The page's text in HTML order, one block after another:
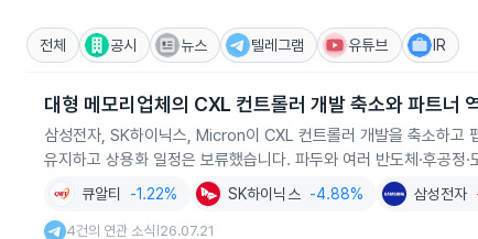
전체 공시 뉴스 텔레그램 유튜브 IR
대형 메모리업체의 CXL 컨트롤러 개발 축소와 파트너
삼성전자, SK하이닉스, Micron이 CXL 컨트롤러 개발을 축소하고
유지하고 상용화 일정은 보류했습니다. 파두와 여러 반도체·후공정
큐알티 -1.22% SK하이닉스 -4.88% 삼성전자
4건의 연관 소식 26.07.21